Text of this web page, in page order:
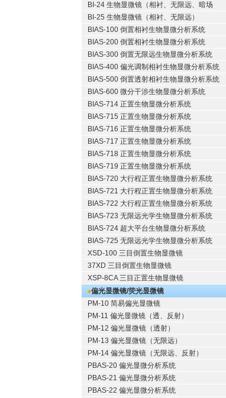
BI-24 生物显微镜（相衬、无限远、暗场
BI-25 生物显微镜（相衬、无限远）
BIAS-100 倒置相衬生物显微分析系统
BIAS-200 倒置相衬生物显微分析系统
BIAS-300 倒置无限远生物显微分析系统
BIAS-400 偏光调制相衬生物显微分析系统
BIAS-500 倒置透射相衬生物显微分析系统
BIAS-600 微分干涉生物显微分析系统
BIAS-714 正置生物显微分析系统
BIAS-715 正置生物显微分析系统
BIAS-716 正置生物显微分析系统
BIAS-717 正置生物显微分析系统
BIAS-718 正置生物显微分析系统
BIAS-719 正置生物显微分析系统
BIAS-720 大行程正置生物显微分析系统
BIAS-721 大行程正置生物显微分析系统
BIAS-722 大行程正置生物显微分析系统
BIAS-723 无限远光学生物显微分析系统
BIAS-724 超大平台生物显微分析系统
BIAS-725 无限远光学生物显微分析系统
XSD-100 三目倒置生物显微镜
37XD 三目倒置生物显微镜
XSP-8CA 三目正置生物显微镜
偏光显微镜/荧光显微镜
PM-10 简易偏光显微镜
PM-11 偏光显微镜（透、反射）
PM-12 偏光显微镜（透射）
PM-13 偏光显微镜（无限远）
PM-14 偏光显微镜（无限远、反射）
PBAS-20 偏光显微分析系统
PBAS-21 偏光显微分析系统
PBAS-22 偏光显微分析系统